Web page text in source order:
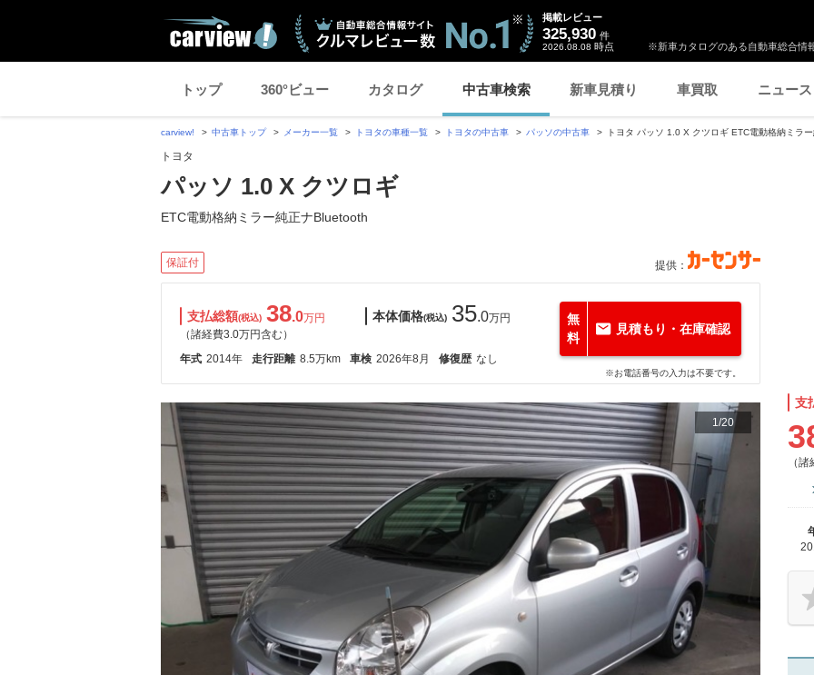
※新車カタログのある自動車総合情
掲載レビュー
325,930 件
2026.08.08 時点
トップ 360°ビュー カタログ 中古車検索 新車見積り 車買取 ニュース
carview! 中古車トップ メーカー一覧 トヨタの車種一覧 トヨタの中古車 パッソの中古車 トヨタ パッソ 1.0 X クツロギ ETC電動格納ミラ
トヨタ
パッソ 1.0 X クツロギ
ETC電動格納ミラー純正ナBluetooth
保証付 提供：
支払総額(税込) 38.0万円
（諸経費3.0万円含む）
本体価格(税込) 35.0万円
年式 2014年 走行距離 8.5万km 車検 2026年8月 修復歴 なし
無
料
見積もり・在庫確認
※お電話番号の入力は不要です。
1/20
支
（